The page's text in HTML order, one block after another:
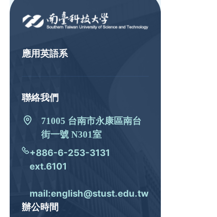
應用英語系
聯絡我們
71005 台南市永康區南台
街一號 N301室
+886-6-253-3131
ext.6101
mail:english@stust.edu.tw
辦公時間